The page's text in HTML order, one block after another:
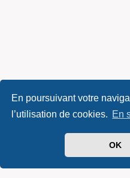
En poursuivant votre
l’utilisation de cookies. En
OK